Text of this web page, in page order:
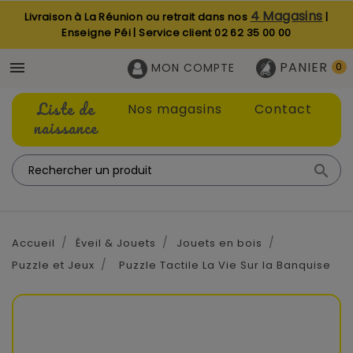
Livraison à La Réunion ou retrait dans nos 4 Magasins |
Enseigne Péi | Service client02 62 35 00 00
 PANIER 0
MON COMPTE
Liste de
naissance
Nos magasins Contact

Accueil Éveil & Jouets
Jouets en bois
Puzzle et Jeux
Puzzle Tactile La Vie Sur la Banquise